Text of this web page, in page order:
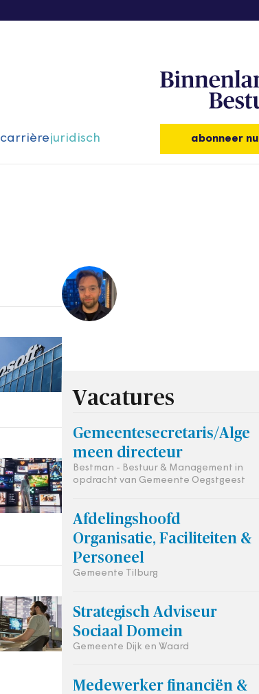
carrièrejuridisch abonneer nu
Vacatures
Gemeentesecretaris/Alge
meen directeur
Bestman - Bestuur & Management in
opdracht van Gemeente Oegstgeest
Afdelingshoofd
Organisatie, Faciliteiten &
Personeel
Gemeente Tilburg
Strategisch Adviseur
Sociaal Domein
Gemeente Dijk en Waard
Medewerker financiën &